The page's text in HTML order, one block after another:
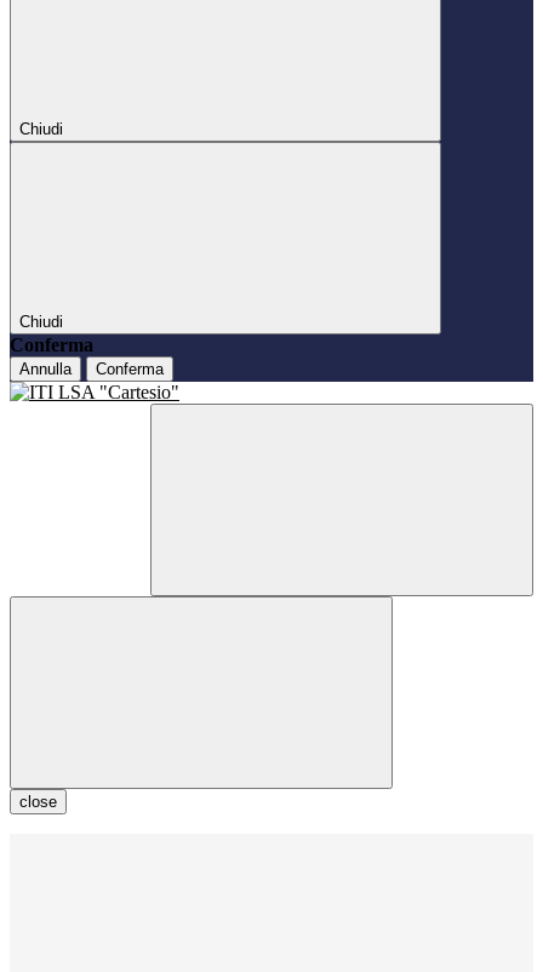
Chiudi
Chiudi
Conferma
Annulla Conferma
close